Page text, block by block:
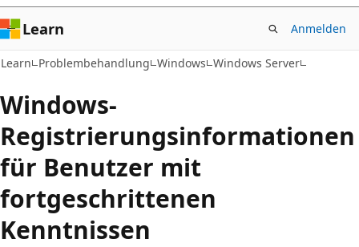
Learn Anmelden
Learn Problembehandlung Windows Windows Server
Windows-
Registrierungsinformationen
für Benutzer mit
fortgeschrittenen
Kenntnissen